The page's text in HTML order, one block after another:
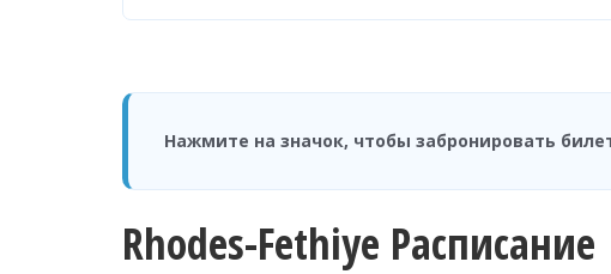
Нажмите на значок, чтобы забронировать
Rhodes-Fethiye Расписание